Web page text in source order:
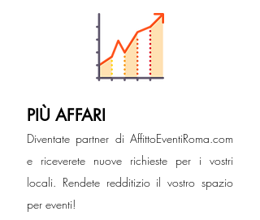
PIÙ AFFARI
Diventate partner di AffittoEventiRoma.com
e riceverete nuove richieste per i vostri
locali. Rendete redditizio il vostro spazio
per eventi!